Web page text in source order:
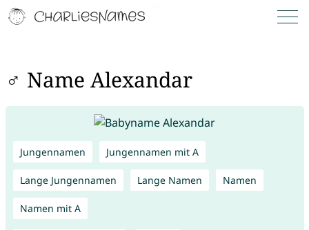
♂ Name Alexandar
Jungennamen Jungennamen mit A
Lange Jungennamen Lange Namen Namen
Namen mit A